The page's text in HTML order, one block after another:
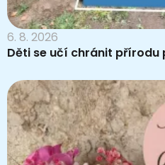
6. 8. 2026
Děti se učí chránit